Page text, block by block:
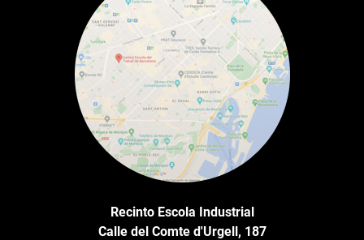
Recinto Escola Industrial
Calle del Comte d'Urgell, 187